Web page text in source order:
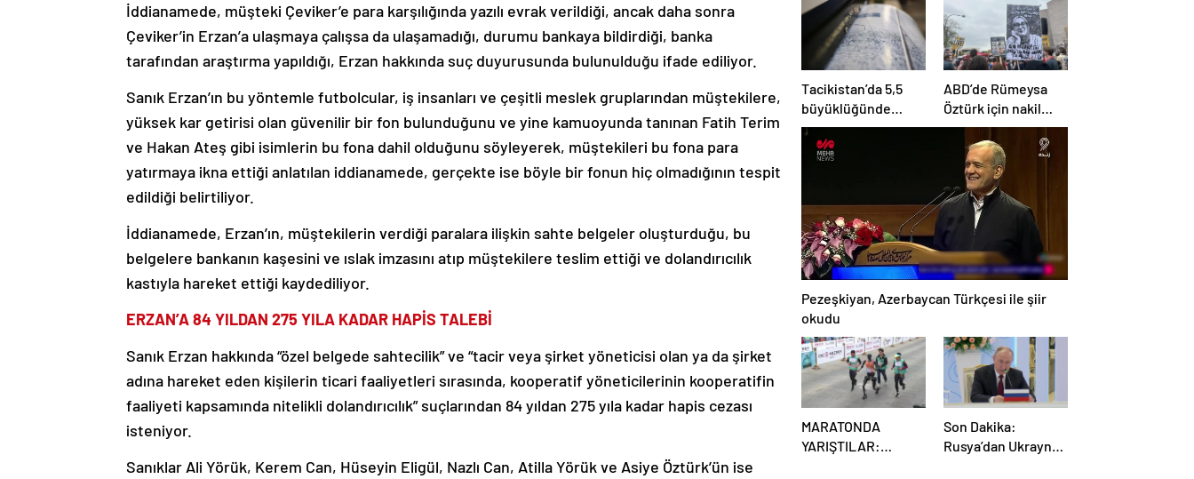
İddianamede, müşteki Çeviker’e para karşılığında yazılı evrak verildiği, ancak daha sonra
Çeviker’in Erzan’a ulaşmaya çalışsa da ulaşamadığı, durumu bankaya bildirdiği, banka
tarafından araştırma yapıldığı, Erzan hakkında suç duyurusunda bulunulduğu ifade ediliyor.
Sanık Erzan’ın bu yöntemle futbolcular, iş insanları ve çeşitli meslek gruplarından müştekilere,
yüksek kar getirisi olan güvenilir bir fon bulunduğunu ve yine kamuoyunda tanınan Fatih Terim
ve Hakan Ateş gibi isimlerin bu fona dahil olduğunu söyleyerek, müştekileri bu fona para
yatırmaya ikna ettiği anlatılan iddianamede, gerçekte ise böyle bir fonun hiç olmadığının tespit
edildiği belirtiliyor.
İddianamede, Erzan’ın, müştekilerin verdiği paralara ilişkin sahte belgeler oluşturduğu, bu
belgelere bankanın kaşesini ve ıslak imzasını atıp müştekilere teslim ettiği ve dolandırıcılık
kastıyla hareket ettiği kaydediliyor.
ERZAN’A 84 YILDAN 275 YILA KADAR HAPİS TALEBİ
Sanık Erzan hakkında “özel belgede sahtecilik” ve “tacir veya şirket yöneticisi olan ya da şirket
adına hareket eden kişilerin ticari faaliyetleri sırasında, kooperatif yöneticilerinin kooperatifin
faaliyeti kapsamında nitelikli dolandırıcılık” suçlarından 84 yıldan 275 yıla kadar hapis cezası
isteniyor.
Sanıklar Ali Yörük, Kerem Can, Hüseyin Eligül, Nazlı Can, Atilla Yörük ve Asiye Öztürk’ün ise
Tacikistan’da 5,5
büyüklüğünde
deprem meydana
geldi
ABD’de Rümeysa
Öztürk için nakil
kararı
Pezeşkiyan, Azerbaycan Türkçesi ile şiir
okudu
MARATONDA
YARIŞTILAR:
Son Dakika:
Rusya’dan Ukrayna